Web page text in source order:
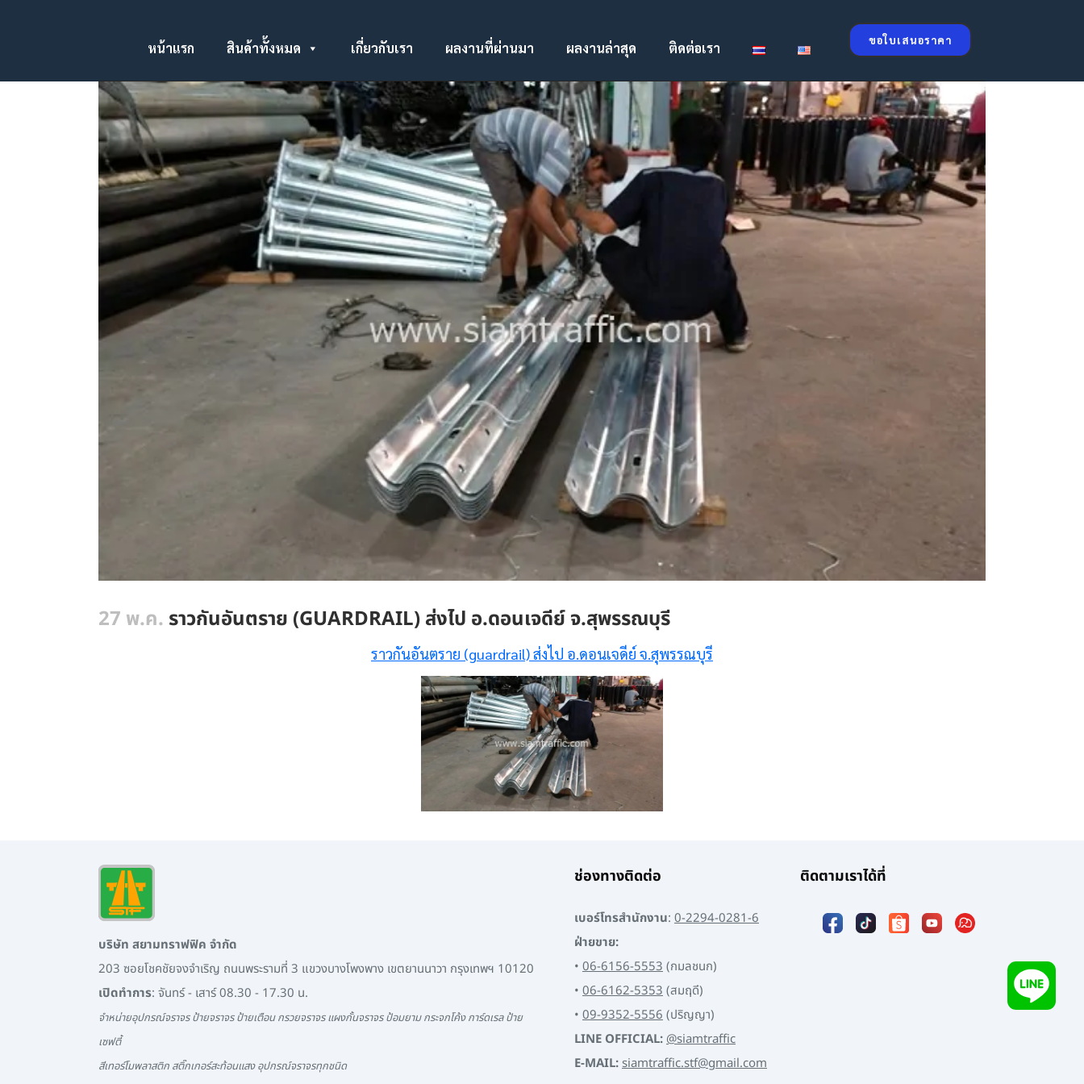
ขอใบเสนอราคา
หน้าแรก สินค้าทั้งหมด เกี่ยวกับเรา ผลงานที่ผ่านมา ผลงานล่าสุด ติดต่อเรา
27 พ.ค. ราวกันอันตราย (GUARDRAIL) ส่งไป อ.ดอนเจดีย์ จ.สุพรรณบุรี
ราวกันอันตราย (guardrail) ส่งไป อ.ดอนเจดีย์ จ.สุพรรณบุรี
บริษัท สยามทราฟฟิค จำกัด
203 ซอยโชคชัยจงจำเริญ ถนนพระรามที่ 3 แขวงบางโพงพาง เขตยานนาวา กรุงเทพฯ 10120
เปิดทำการ: จันทร์ - เสาร์ 08.30 - 17.30 น.
จำหน่ายอุปกรณ์จราจร ป้ายจราจร ป้ายเตือน กรวยจราจร แผงกั้นจราจร ป้อมยาม กระจกโค้ง การ์ดเรล ป้าย
เซฟตี้
สีเทอร์โมพลาสติก สติ๊กเกอร์สะท้อนแสง อุปกรณ์จราจรทุกชนิด
ช่องทางติดต่อ
เบอร์โทรสำนักงาน: 0-2294-0281-6
ฝ่ายขาย:
• 06-6156-5553(กมลชนก)
• 06-6162-5353(สมฤดี)
• 09-9352-5556(ปริญญา)
LINE OFFICIAL:@siamtraffic
E-MAIL:siamtraffic.stf@gmail.com
ติดตามเราได้ที่